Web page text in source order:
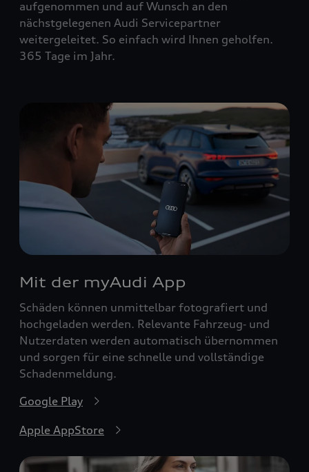
aufgenommen und auf Wunsch an den
nächstgelegenen Audi Servicepartner
weitergeleitet. So einfach wird Ihnen geholfen.
365 Tage im Jahr.
Mit der myAudi App
Schäden können unmittelbar fotografiert und
hochgeladen werden. Relevante Fahrzeug‑ und
Nutzerdaten werden automatisch übernommen
und sorgen für eine schnelle und vollständige
Schadenmeldung.
Google Play
Apple AppStore